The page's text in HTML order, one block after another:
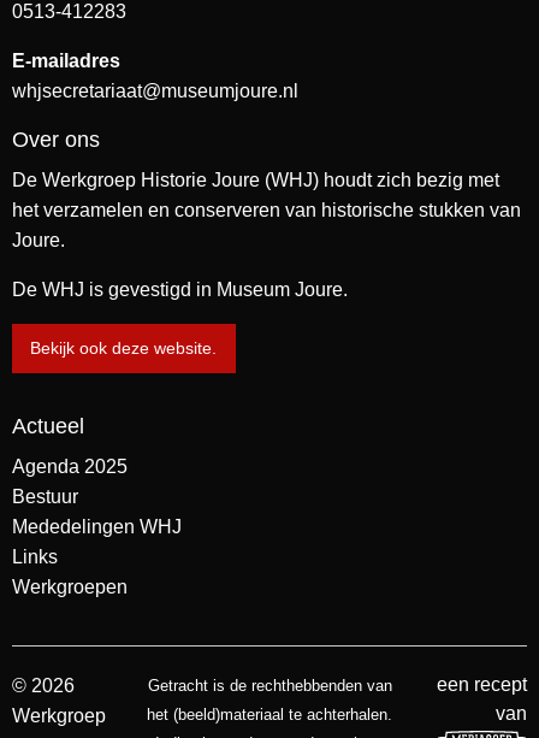
0513-412283
E-mailadres
whjsecretariaat@museumjoure.nl
Over ons
De Werkgroep Historie Joure (WHJ) houdt zich bezig met
het verzamelen en conserveren van historische stukken van
Joure.
De WHJ is gevestigd in Museum Joure.
Bekijk ook deze website.
Actueel
Agenda 2025
Bestuur
Mededelingen WHJ
Links
Werkgroepen
© 2026
Werkgroep
Getracht is de rechthebbenden van
het (beeld)materiaal te achterhalen.
een recept
van